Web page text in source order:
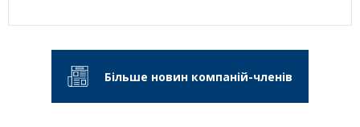
Більше новин компаній-членів